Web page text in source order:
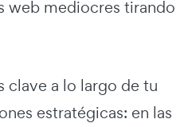
web mediocres tirando
clave a lo largo de tu
estratégicas: en las